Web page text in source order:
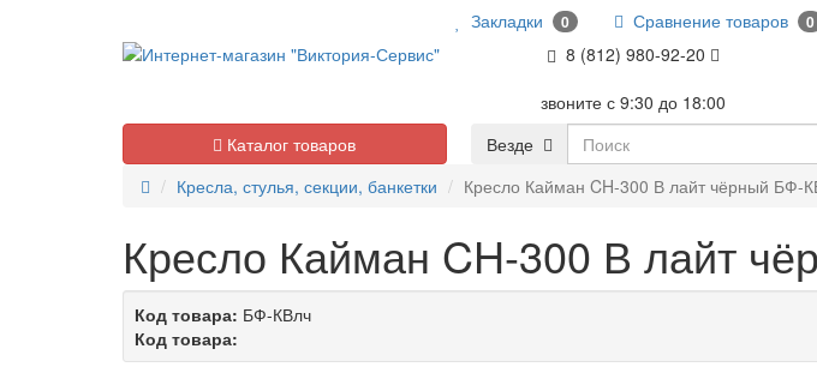
Закладки 0 Сравнение товаров 0
8 (812) 980-92-20
звоните с 9:30 до 18:00
Везде
Каталог товаров
Кресла, стулья, секции, банкетки
Кресло Кайман CH-300 В лайт чёрный БФ-
Кресло Кайман CH-300 В лайт
Код товара: БФ-КВлч
Код товара: